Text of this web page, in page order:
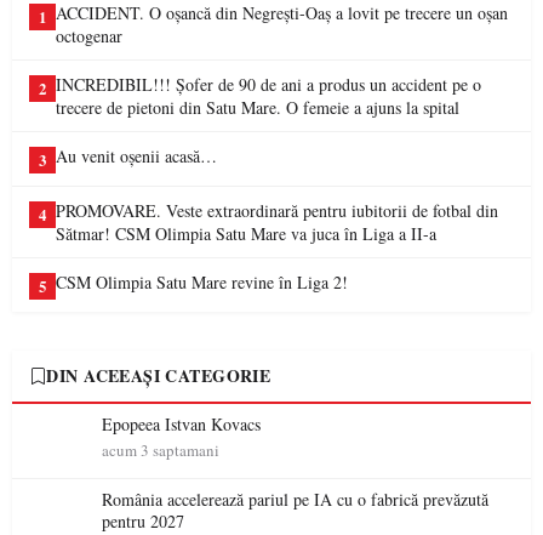
1 ACCIDENT. O oșancă din Negrești-Oaș a lovit pe trecere un oșan
octogenar
2 INCREDIBIL!!! Șofer de 90 de ani a produs un accident pe o
trecere de pietoni din Satu Mare. O femeie a ajuns la spital
3 Au venit oșenii acasă…
4 PROMOVARE. Veste extraordinară pentru iubitorii de fotbal din
Sătmar! CSM Olimpia Satu Mare va juca în Liga a II-a
5 CSM Olimpia Satu Mare revine în Liga 2!
DIN ACEEAȘI CATEGORIE
Epopeea Istvan Kovacs
acum 3 saptamani
România accelerează pariul pe IA cu o fabrică prevăzută
pentru 2027